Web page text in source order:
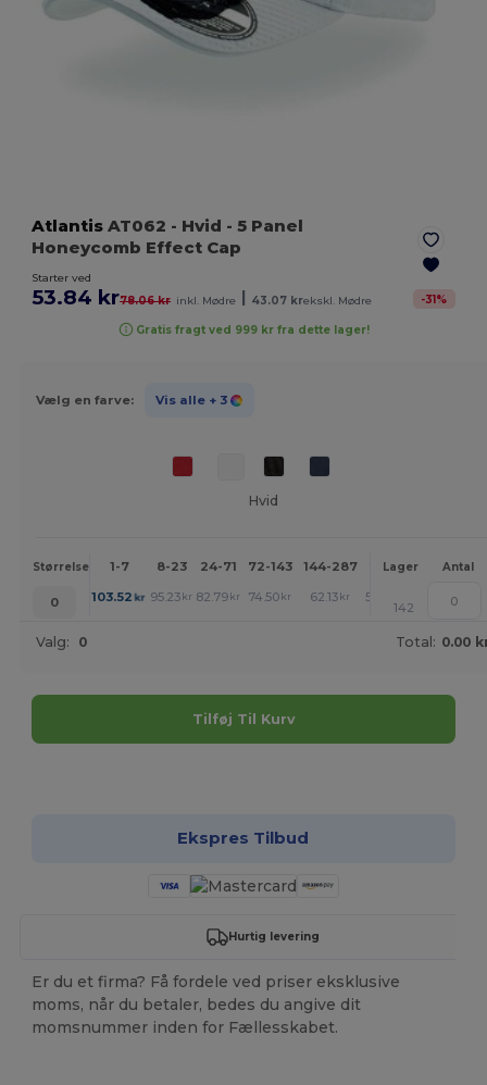
Atlantis AT062 - Hvid - 5 Panel
Honeycomb Effect Cap
Starter ved
53.84 kr78.06 kr inkl. Mødre 43.07 krekskl. Mødre -31%
Gratis fragt ved 999 kr fra dette lager!
Vælg en farve: Vis alle + 3
Hvid
Størrelse 1-7 8-23 24-71 72-143 144-287 288 + Mere
Lager Antal
0 103.52 kr 95.23 kr 82.79 kr 74.50 kr 62.13 kr 53.84
142
Valg: 0 Total: 0.00
Tilføj Til Kurv
Ekspres Tilbud
Hurtig levering
Er du et firma? Få fordele ved priser eksklusive
moms, når du betaler, bedes du angive dit
momsnummer inden for Fællesskabet.